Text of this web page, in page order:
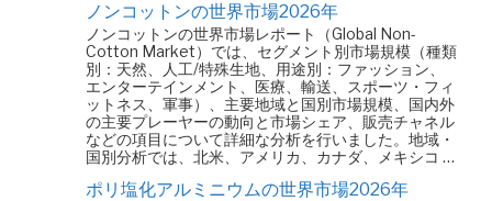
ノンコットンの世界市場2026年
ノンコットンの世界市場レポート（Global Non-
Cotton Market）では、セグメント別市場規模（種類
別：天然、人工/特殊生地、用途別：ファッション、
エンターテインメント、医療、輸送、スポーツ・フィ
ットネス、軍事）、主要地域と国別市場規模、国内外
の主要プレーヤーの動向と市場シェア、販売チャネル
などの項目について詳細な分析を行いました。地域・
国別分析では、北米、アメリカ、カナダ、メキシコ …
ポリ塩化アルミニウムの世界市場2026年